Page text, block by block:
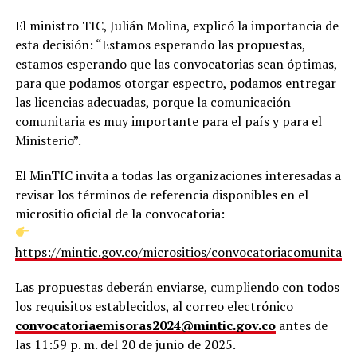
El ministro TIC, Julián Molina, explicó la importancia de
esta decisión: “Estamos esperando las propuestas,
estamos esperando que las convocatorias sean óptimas,
para que podamos otorgar espectro, podamos entregar
las licencias adecuadas, porque la comunicación
comunitaria es muy importante para el país y para el
Ministerio”.
El MinTIC invita a todas las organizaciones interesadas a
revisar los términos de referencia disponibles en el
micrositio oficial de la convocatoria:
https://mintic.gov.co/micrositios/
Las propuestas deberán enviarse, cumpliendo con todos
los requisitos establecidos, al correo electrónico
convocatoriaemisoras2024@mintic.gov.coantes de
las 11:59 p. m. del 20 de junio de 2025.